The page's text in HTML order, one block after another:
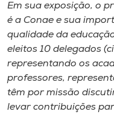
Museu
Unoesc
Store
Em sua exposição, o
é a Conae e sua
qualidade da
eleitos 10 delegados
representando os
professores,
têm por missão
levar contribuições